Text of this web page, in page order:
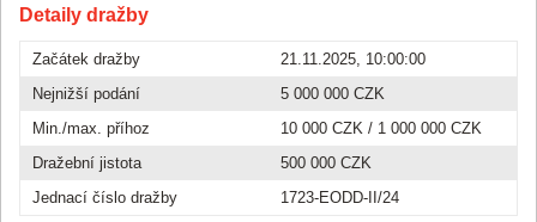
Detaily dražby
Začátek dražby
21.11.2025, 10:00:00
Nejnižší podání
5 000 000 CZK
Min./max. příhoz
10 000 CZK / 1 000 000 CZK
Dražební jistota
500 000 CZK
Jednací číslo dražby
1723-EODD-II/24